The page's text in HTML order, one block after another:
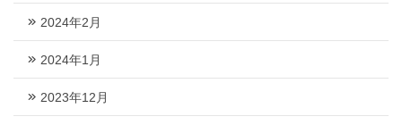
2024年2月
2024年1月
2023年12月